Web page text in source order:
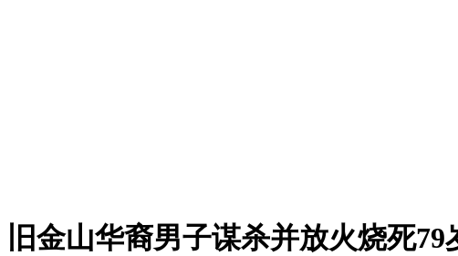
旧金山华裔男子谋杀并放火烧死